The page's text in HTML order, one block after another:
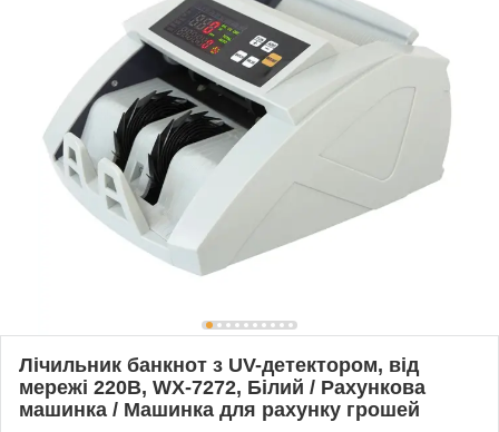
Лічильник банкнот з UV-детектором, від
мережі 220В, WX-7272, Білий / Рахункова
машинка / Машинка для рахунку грошей